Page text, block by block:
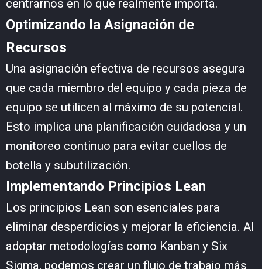
centrarnos en lo que realmente importa.
Optimizando la Asignación de
Recursos
Una asignación efectiva de recursos asegura
que cada miembro del equipo y cada pieza de
equipo se utilicen al máximo de su potencial.
Esto implica una planificación cuidadosa y un
monitoreo continuo para evitar cuellos de
botella y subutilización.
Implementando Principios Lean
Los principios Lean son esenciales para
eliminar desperdicios y mejorar la eficiencia. Al
adoptar metodologías como Kanban y Six
Sigma, podemos crear un flujo de trabajo más